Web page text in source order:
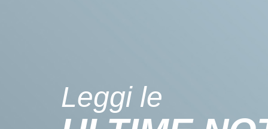
Leggi le